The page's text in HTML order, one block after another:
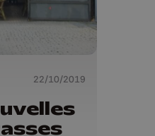
22/10/2019